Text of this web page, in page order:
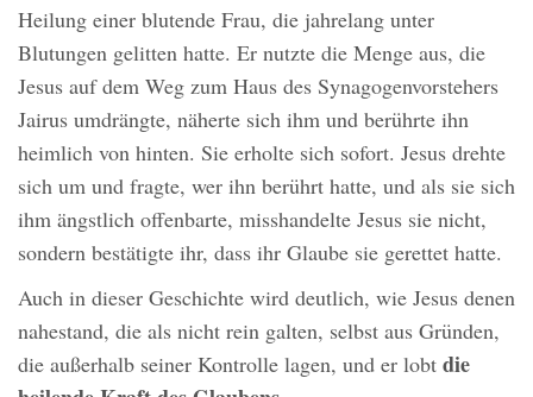
Heilung einer blutende Frau, die jahrelang unter
Blutungen gelitten hatte. Er nutzte die Menge aus, die
Jesus auf dem Weg zum Haus des Synagogenvorstehers
Jairus umdrängte, näherte sich ihm und berührte ihn
heimlich von hinten. Sie erholte sich sofort. Jesus drehte
sich um und fragte, wer ihn berührt hatte, und als sie sich
ihm ängstlich offenbarte, misshandelte Jesus sie nicht,
sondern bestätigte ihr, dass ihr Glaube sie gerettet hatte.
Auch in dieser Geschichte wird deutlich, wie Jesus denen
nahestand, die als nicht rein galten, selbst aus Gründen,
die außerhalb seiner Kontrolle lagen, und er lobt die